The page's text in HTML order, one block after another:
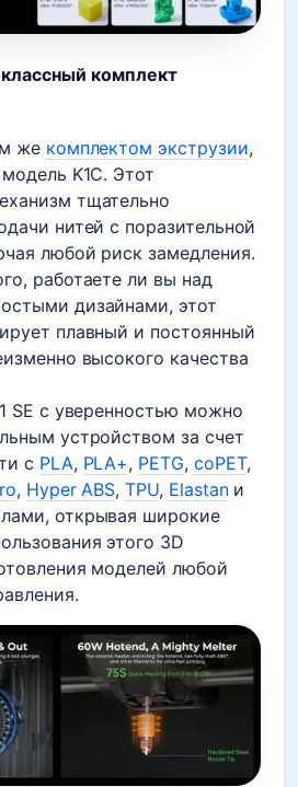
комплект
же комплектом экструзии,
K1C. Этот
тщательно
нитей с поразительной
любой риск замедления.
работаете ли вы над
дизайнами, этот
плавный и постоянный
высокого качества
SE с уверенностью можно
устройством за счет
с PLA, PLA+, PETG, coPET,
, Hyper ABS,TPU, Elastanи
открывая широкие
этого 3D
моделей любой